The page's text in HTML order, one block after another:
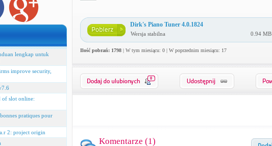
lengkap untuk
improve security,
slot online:
pratiques pour
2: project origin
Dirk's Piano Tuner 4.0.1824
Wersja stabilna 0.94
Ilość pobrań: 1798| W tym miesiącu: 0 | W poprzednim miesiącu: 17
0
Komentarze (1)